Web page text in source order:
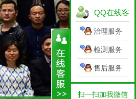
QQ在线客
服
治理服务
检测服务
售后服务
扫一扫加我微信